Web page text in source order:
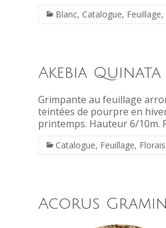
Blanc, Catalogue, Feuillage,
Akebia
Grimpante au feuillage
teintées de pourpre en
printemps. Hauteur 6/10m.
Catalogue, Feuillage,
Acorus